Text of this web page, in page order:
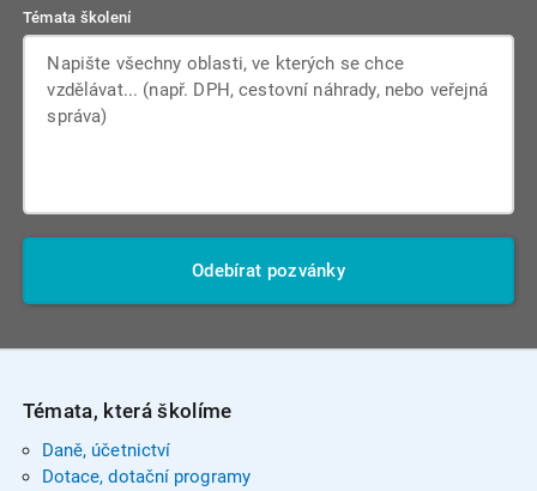
Témata školení
Odebírat pozvánky
Témata, která školíme
Daně, účetnictví
Dotace, dotační programy